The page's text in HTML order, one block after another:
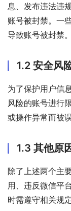
息、发布违法违
账号被封禁。一
导致账号被封禁。
1.2 安全风
为了保护用户信
风险的账号进行
或操作异常而被
1.3 其他原
除了上述两个主
用、违反微信平
时需遵守相关规